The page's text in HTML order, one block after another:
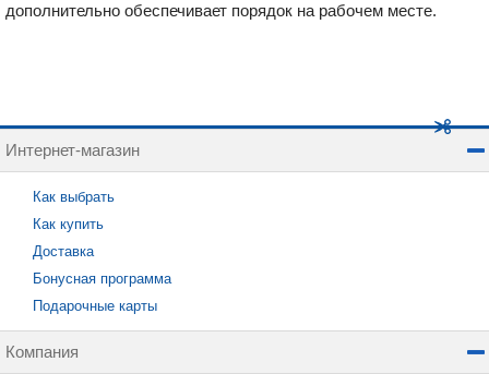
дополнительно обеспечивает порядок на рабочем месте.
Интернет-магазин
Как выбрать
Как купить
Доставка
Бонусная программа
Подарочные карты
Компания